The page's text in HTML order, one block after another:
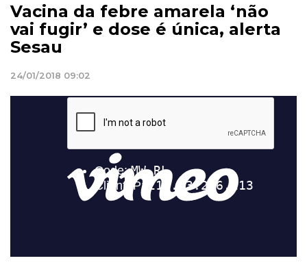
Vacina da febre amarela ‘não
vai fugir’ e dose é única, alerta
Sesau
24/01/2018 09:02